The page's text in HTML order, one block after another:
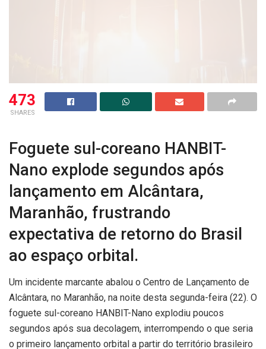
473
SHARES
Foguete sul-coreano HANBIT-
Nano explode segundos após
lançamento em Alcântara,
Maranhão, frustrando
expectativa de retorno do Brasil
ao espaço orbital.
Um incidente marcante abalou o Centro de Lançamento de
Alcântara, no Maranhão, na noite desta segunda-feira (22). O
foguete sul-coreano HANBIT-Nano explodiu poucos
segundos após sua decolagem, interrompendo o que seria
o primeiro lançamento orbital a partir do território brasileiro